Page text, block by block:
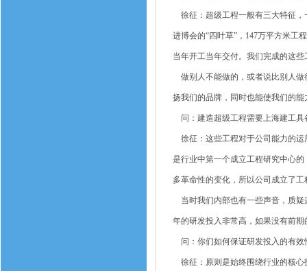
徐征：超级工程一般有三大特征，
进博会的“四叶草”，147万平方米工
当年开工当年交付。我们完成的这
做别人不能做的，或者说比别人做
扬我们的品牌，同时也能使我们的能
问：建造超级工程需要上海建工具
徐征：这些工程对于公司能力的运
是行业中第一个成立工程研究中心
多革命性的变化，所以公司成立了工
当时我们内部也有一些声音，质疑
年的研发投入非常高，如果没有前
问：你们如何保证研发投入的有效
徐征：原则是始终围绕行业的核心